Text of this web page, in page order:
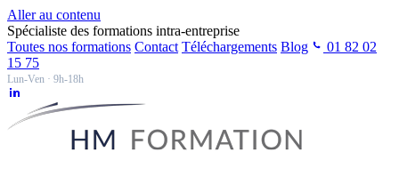
Aller au contenu
Spécialiste des formations intra-entreprise
Toutes nos formations Contact Téléchargements Blog
01 82 02
15 75
Lun-Ven · 9h-18h